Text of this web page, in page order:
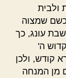
ולבית
שמצוה
עונג, כך
ה'
קודש, ולכן
מן המנחה